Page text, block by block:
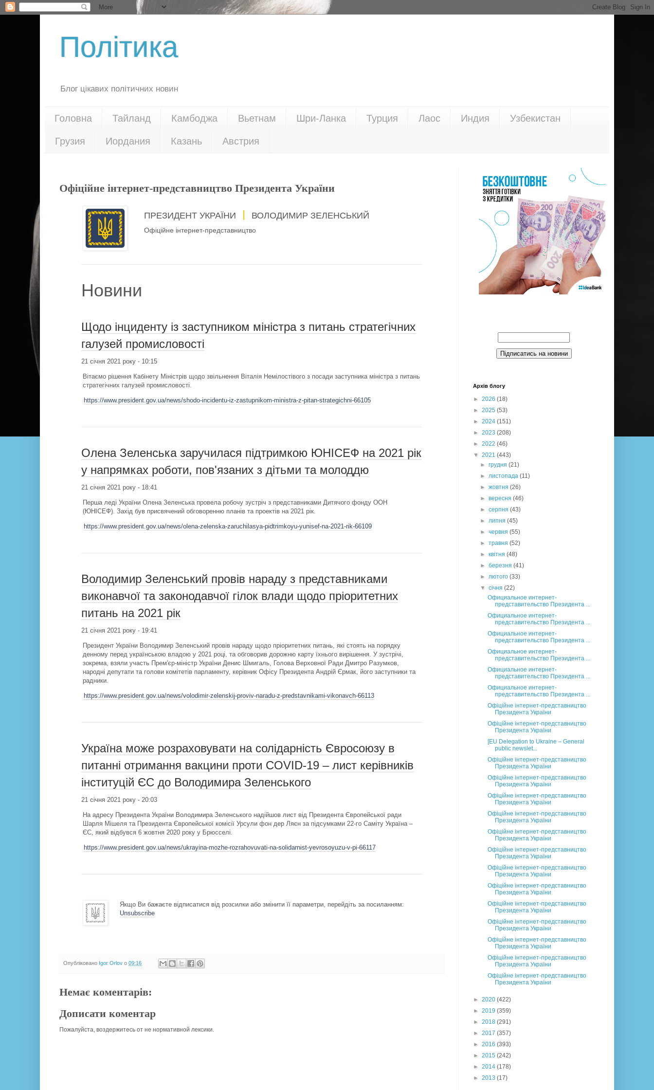
Політика
Блог цікавих політичних новин
Головна Тайланд Камбоджа Вьетнам Шри-Ланка Турция Лаос Индия Узбекистан
Грузия Иордания Казань Австрия
Офіційне інтернет-представництво Президента України
ПРЕЗИДЕНТ УКРАЇНИ ВОЛОДИМИР ЗЕЛЕНСЬКИЙ
Офіційне інтернет-представництво
Новини
Щодо інциденту із заступником міністра з питань стратегічних
галузей промисловості
21 січня 2021 року - 10:15
Вітаємо рішення Кабінету Міністрів щодо звільнення Віталія Немілостівого з посади заступника міністра з питань
стратегічних галузей промисловості.
https://www.president.gov.ua/news/shodo-incidentu-iz-zastupnikom-ministra-z-pitan-strategichni-66105
Олена Зеленська заручилася підтримкою ЮНІСЕФ на 2021 рік
у напрямках роботи, пов'язаних з дітьми та молоддю
21 січня 2021 року - 18:41
Перша леді України Олена Зеленська провела робочу зустріч з представниками Дитячого фонду ООН
(ЮНІСЕФ). Захід був присвячений обговоренню планів та проектів на 2021 рік.
https://www.president.gov.ua/news/olena-zelenska-zaruchilasya-pidtrimkoyu-yunisef-na-2021-rik-66109
Володимир Зеленський провів нараду з представниками
виконавчої та законодавчої гілок влади щодо пріоритетних
питань на 2021 рік
21 січня 2021 року - 19:41
Президент України Володимир Зеленський провів нараду щодо пріоритетних питань, які стоять на порядку
денному перед українською владою у 2021 році, та обговорив дорожню карту їхнього вирішення. У зустрічі,
зокрема, взяли участь Прем'єр-міністр України Денис Шмигаль, Голова Верховної Ради Дмитро Разумков,
народні депутати та голови комітетів парламенту, керівник Офісу Президента Андрій Єрмак, його заступники та
радники.
https://www.president.gov.ua/news/volodimir-zelenskij-proviv-naradu-z-predstavnikami-vikonavch-66113
Україна може розраховувати на солідарність Євросоюзу в
питанні отримання вакцини проти COVID-19 – лист керівників
інституцій ЄС до Володимира Зеленського
21 січня 2021 року - 20:03
На адресу Президента України Володимира Зеленського надійшов лист від Президента Європейської ради
Шарля Мішеля та Президента Європейської комісії Урсули фон дер Ляєн за підсумками 22-го Саміту Україна –
ЄС, який відбувся 6 жовтня 2020 року у Брюсселі.
https://www.president.gov.ua/news/ukrayina-mozhe-rozrahovuvati-na-solidarnist-yevrosoyuzu-v-pi-66117
Якщо Ви бажаєте відписатися від розсилки або змінити її параметри, перейдіть за посиланням:
Unsubscribe
Опубліковано Igor Orlov о 09:16
Немає коментарів:
Дописати коментар
Пожалуйста, воздержитесь от не нормативной лексики.
Архів блогу
► 2026 (18)
► 2025 (53)
► 2024 (151)
► 2023 (208)
► 2022 (46)
▼ 2021 (443)
►грудня(21)
►листопада(11)
►жовтня(26)
►вересня(46)
►серпня(43)
►липня(45)
►червня(55)
►травня(52)
►квітня(48)
►березня(41)
►лютого(33)
▼січня(22)
Официальное интернет-
представительство Президента ...
Официальное интернет-
представительство Президента ...
Официальное интернет-
представительство Президента ...
Официальное интернет-
представительство Президента ...
Официальное интернет-
представительство Президента ...
Официальное интернет-
представительство Президента ...
Офіційне інтернет-представництво
Президента України
Офіційне інтернет-представництво
Президента України
[EU Delegation to Ukraine – General
public newslet...
Офіційне інтернет-представництво
Президента України
Офіційне інтернет-представництво
Президента України
Офіційне інтернет-представництво
Президента України
Офіційне інтернет-представництво
Президента України
Офіційне інтернет-представництво
Президента України
Офіційне інтернет-представництво
Президента України
Офіційне інтернет-представництво
Президента України
Офіційне інтернет-представництво
Президента України
Офіційне інтернет-представництво
Президента України
Офіційне інтернет-представництво
Президента України
Офіційне інтернет-представництво
Президента України
Офіційне інтернет-представництво
Президента України
Офіційне інтернет-представництво
Президента України
► 2020 (422)
► 2019 (359)
► 2018 (291)
► 2017 (357)
► 2016 (393)
► 2015 (242)
► 2014 (178)
► 2013 (17)